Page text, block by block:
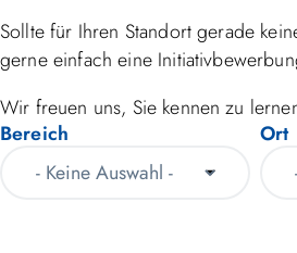
Sollte für Ihren Standort gerade
gerne einfach eine
Wir freuen uns, Sie kennen zu
Bereich
Ort